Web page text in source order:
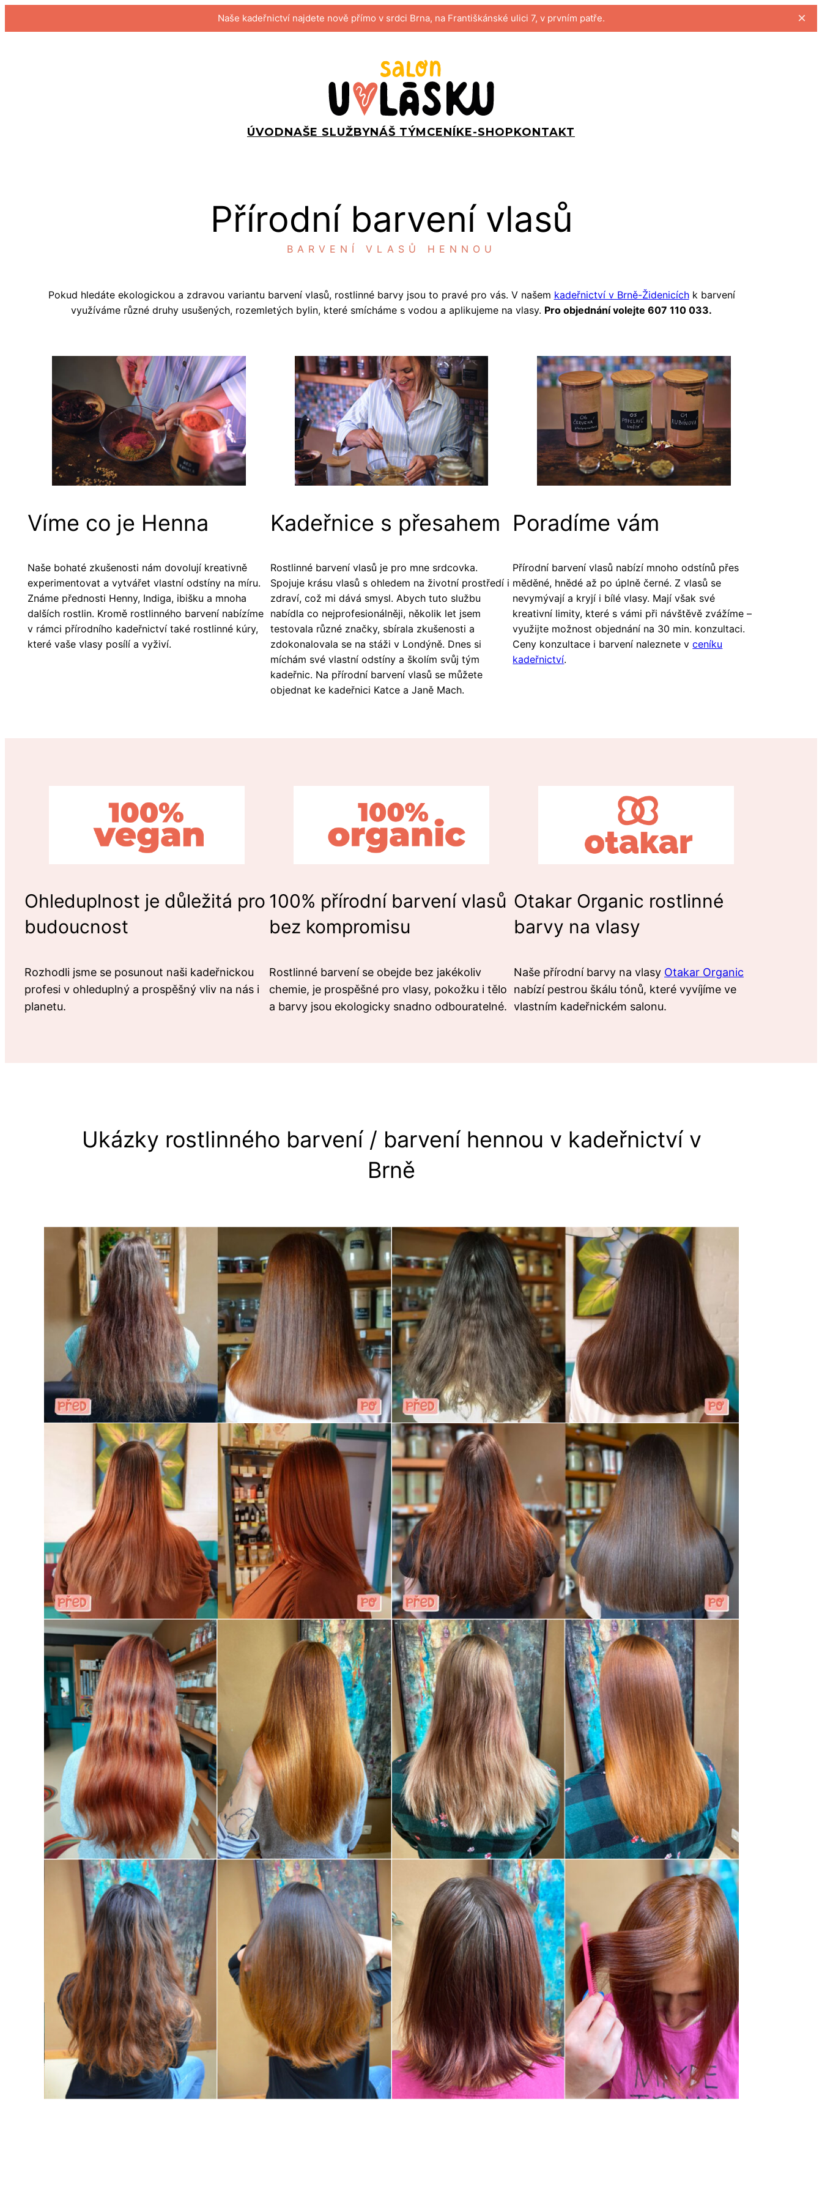
na
Naše kadeřnictví najdete nově přímo v srdci Brna, na Františkánské ulici 7, v prvním patře. ×
ÚVODNAŠE SLUŽBYNÁŠ TÝMCENÍKE-SHOPKONTAKT
Přírodní barvení vlasů
BARVENÍ VLASŮ HENNOU
Pokud hledáte ekologickou a zdravou variantu barvení vlasů, rostlinné barvy jsou to pravé pro vás. V našem kadeřnictví v Brně-Židenicíchk barvení
využíváme různé druhy usušených, rozemletých bylin, které smícháme s vodou a aplikujeme na vlasy. Pro objednání volejte 607 110 033.
Víme co je Henna
Naše bohaté zkušenosti nám dovolují kreativně
experimentovat a vytvářet vlastní odstíny na míru.
Známe přednosti Henny, Indiga, ibišku a mnoha
dalších rostlin. Kromě rostlinného barvení nabízíme
v rámci přírodního kadeřnictví také rostlinné kúry,
které vaše vlasy posílí a vyživí.
Kadeřnice s přesahem
Rostlinné barvení vlasů je pro mne srdcovka.
Spojuje krásu vlasů s ohledem na životní prostředí i
zdraví, což mi dává smysl. Abych tuto službu
nabídla co nejprofesionálněji, několik let jsem
testovala různé značky, sbírala zkušenosti a
zdokonalovala se na stáži v Londýně. Dnes si
míchám své vlastní odstíny a školím svůj tým
kadeřnic. Na přírodní barvení vlasů se můžete
objednat ke kadeřnici Katce a Janě Mach.
Poradíme vám
Přírodní barvení vlasů nabízí mnoho odstínů přes
měděné, hnědé až po úplně černé. Z vlasů se
nevymývají a kryjí i bílé vlasy. Mají však své
kreativní limity, které s vámi při návštěvě zvážíme –
využijte možnost objednání na 30 min. konzultaci.
Ceny konzultace i barvení naleznete vceníku
kadeřnictví.
Ohleduplnost je důležitá pro
budoucnost
Rozhodli jsme se posunout naši kadeřnickou
profesi v ohleduplný a prospěšný vliv na nás i
planetu.
100% přírodní barvení vlasů
bez kompromisu
Rostlinné barvení se obejde bez jakékoliv
chemie, je prospěšné pro vlasy, pokožku i tělo
a barvy jsou ekologicky snadno odbouratelné.
Otakar Organic rostlinné
barvy na vlasy
Naše přírodní barvy na vlasy Otakar Organic
nabízí pestrou škálu tónů, které vyvíjíme ve
vlastním kadeřnickém salonu.
Ukázky rostlinného barvení / barvení hennou v kadeřnictví v
Brně